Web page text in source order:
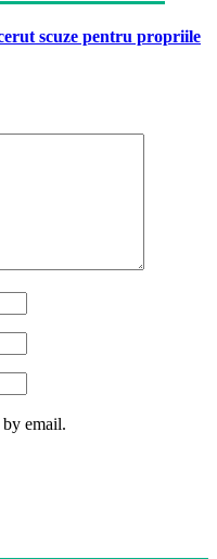
scuze pentru propriile
email.